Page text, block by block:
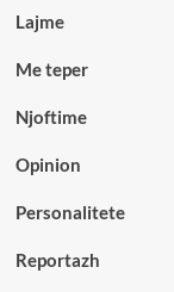
Lajme
Me teper
Njoftime
Opinion
Personalitete
Reportazh